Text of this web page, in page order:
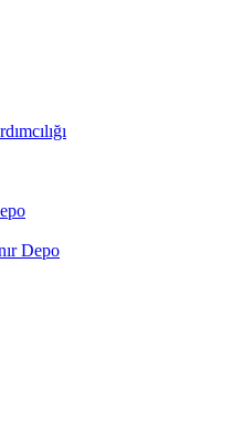
Depo